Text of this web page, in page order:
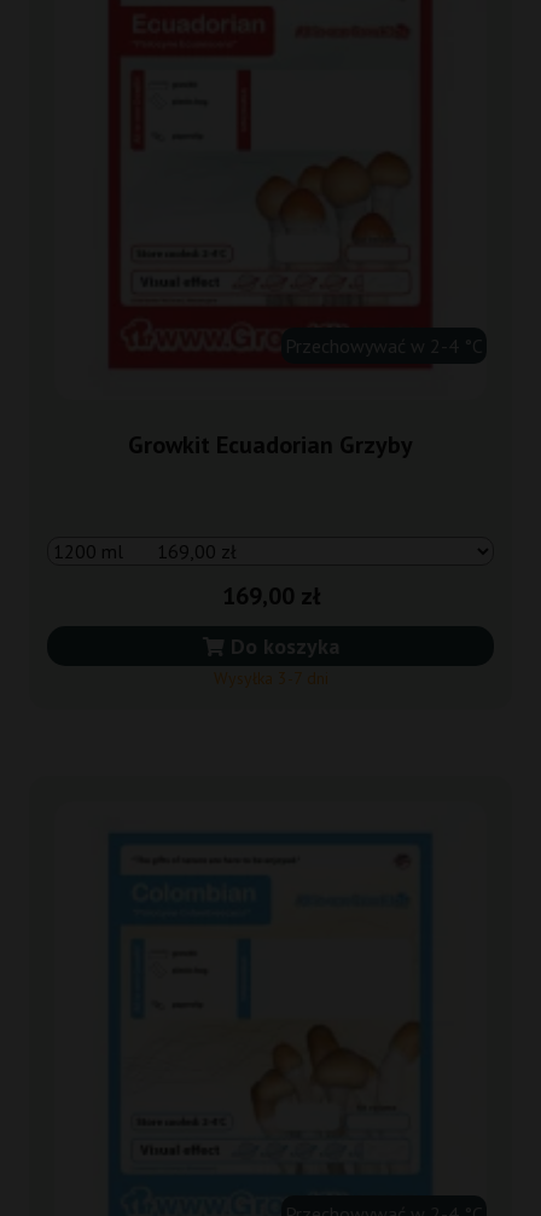
Growkit Ecuadorian Grzyby
169,00 zł
Do koszyka
Wysyłka 3-7 dni